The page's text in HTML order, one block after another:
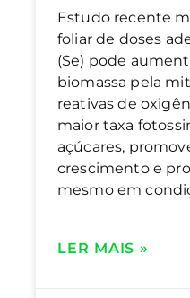
Estudo recente
foliar de doses
(Se) pode
biomassa pela
reativas de
maior taxa
açúcares,
crescimento e
mesmo em
LER MAIS »